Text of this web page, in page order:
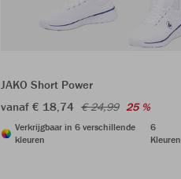
JAKO Short Power
vanaf € 18,74 € 24,99 25 %
Verkrijgbaar in 6 verschillende
kleuren
6
Kleuren